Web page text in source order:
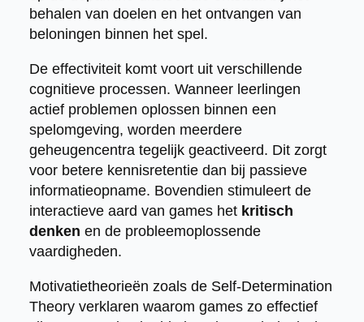
behalen van doelen en het ontvangen van
beloningen binnen het spel.
De effectiviteit komt voort uit verschillende
cognitieve processen. Wanneer leerlingen
actief problemen oplossen binnen een
spelomgeving, worden meerdere
geheugencentra tegelijk geactiveerd. Dit zorgt
voor betere kennisretentie dan bij passieve
informatieopname. Bovendien stimuleert de
interactieve aard van games het kritisch
denken en de probleemoplossende
vaardigheden.
Motivatietheorieën zoals de Self-Determination
Theory verklaren waarom games zo effectief